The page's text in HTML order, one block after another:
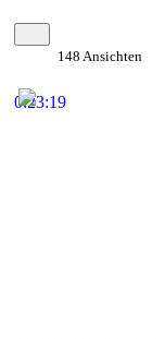
148 Ansichten
0:23:19